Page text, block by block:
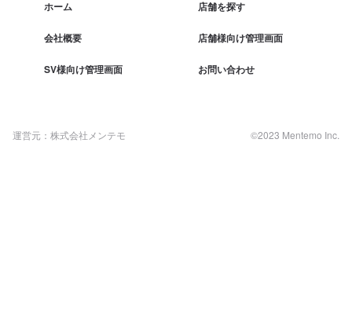
ホーム 店舗を探す
会社概要 店舗様向け管理画面
SV様向け管理画面 お問い合わせ
運営元：株式会社メンテモ ©2023 Mentemo Inc.